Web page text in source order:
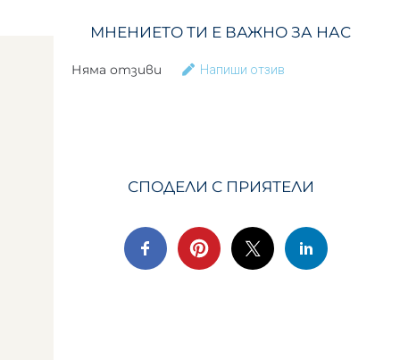
МНЕНИЕТО ТИ Е ВАЖНО ЗА НАС
Няма отзиви Напиши отзив
СПОДЕЛИ С ПРИЯТЕЛИ